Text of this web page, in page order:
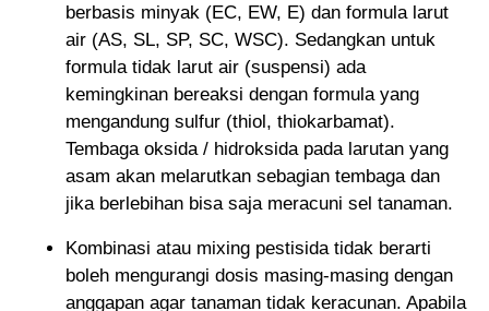
berbasis minyak (EC, EW, E) dan formula larut
air (AS, SL, SP, SC, WSC). Sedangkan untuk
formula tidak larut air (suspensi) ada
kemingkinan bereaksi dengan formula yang
mengandung sulfur (thiol, thiokarbamat).
Tembaga oksida / hidroksida pada larutan yang
asam akan melarutkan sebagian tembaga dan
jika berlebihan bisa saja meracuni sel tanaman.
Kombinasi atau mixing pestisida tidak berarti
boleh mengurangi dosis masing-masing dengan
anggapan agar tanaman tidak keracunan. Apabila